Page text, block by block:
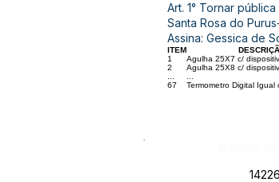
Art. 1° Tornar
Santa Rosa do
Assina: Gessica de
ITEM
1
Agulha 25X7 c/
2
Agulha 25X8 c/
67
Termometro Digital Igual
14226